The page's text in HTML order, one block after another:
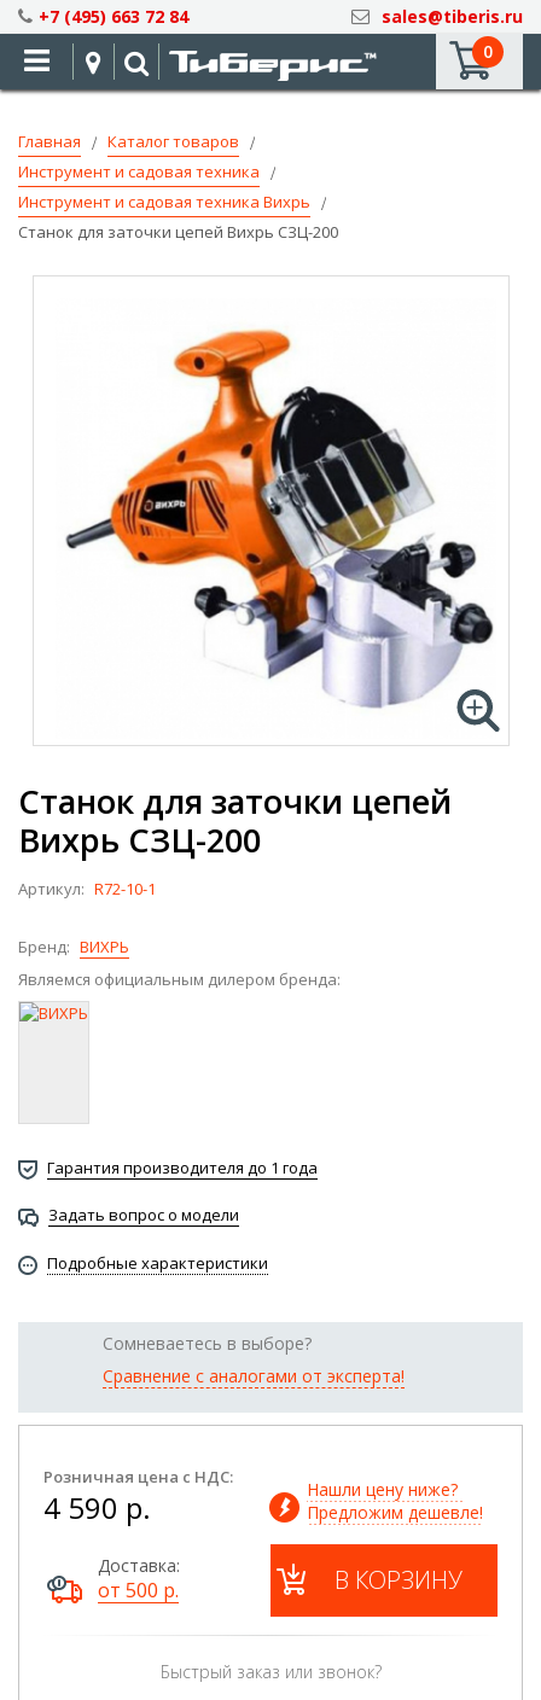
Skip
to
Content
+7 (495) 663 72 84
sales@tiberis.ru
0
Главная
Каталог товаров
Инструмент и садовая техника
Инструмент и садовая техника Вихрь
Станок для заточки цепей Вихрь СЗЦ-200
Станок для заточки цепей
Вихрь СЗЦ-200
Артикул: R72-10-1
Бренд: ВИХРЬ
Являемся официальным дилером бренда:
Гарантия производителя до 1 года
Задать вопрос о модели
Подробные характеристики
Сомневаетесь в выборе?
Сравнение с аналогами от эксперта!
Розничная цена с НДС:
4 590 р.
Нашли цену ниже?
Предложим дешевле!
Доставка:
от 500 р. В КОРЗИНУ
Быстрый заказ или звонок?